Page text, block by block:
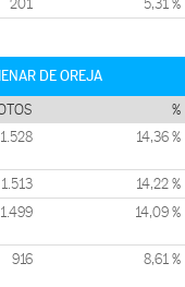
201 5,31 %
DE OREJA
%
1.528 14,36 %
1.513 14,22 %
1.499 14,09 %
916 8,61 %